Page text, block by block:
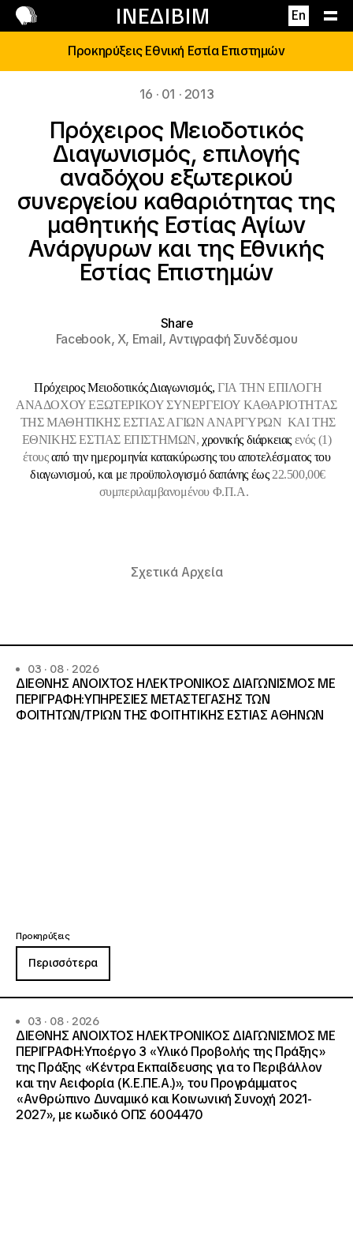
ΙΝΕΔΙΒΙΜ En
Επικοινωνία
Προκηρύξεις Εθνική Εστία Επιστημών
16 · 01 · 2013
Πρόχειρος Μειοδοτικός
Διαγωνισμός, επιλογής
αναδόχου εξωτερικού
συνεργείου καθαριότητας της
μαθητικής Εστίας Αγίων
Ανάργυρων και της Εθνικής
Εστίας Επιστημών
Share
Facebook,X, Email,Αντιγραφή Συνδέσμου
Πρόχειρος Μειοδοτικός Διαγωνισμός,ΓΙΑ ΤΗΝ ΕΠΙΛΟΓΗ
ΑΝΑΔΟΧΟΥ ΕΞΩΤΕΡΙΚΟΥ ΣΥΝΕΡΓΕΙΟΥ ΚΑΘΑΡΙΟΤΗΤΑΣ
ΤΗΣ ΜΑΘΗΤΙΚΗΣ ΕΣΤΙΑΣ ΑΓΙΩΝ ΑΝΑΡΓΥΡΩΝ ΚΑΙ ΤΗΣ
ΕΘΝΙΚΗΣ ΕΣΤΙΑΣ ΕΠΙΣΤΗΜΩΝ, χρονικής διάρκειας ενός (1)
έτουςαπό την ημερομηνία κατακύρωσης του αποτελέσματος του
διαγωνισμού, και με προϋπολογισμό δαπάνης έως 22.500,00€
συμπεριλαμβανομένου Φ.Π.Α.
Σχετικά Αρχεία
03 · 08 · 2026
ΔΙΕΘΝΗΣ ΑΝΟΙΧΤΟΣ ΗΛΕΚΤΡΟΝΙΚΟΣ ΔΙΑΓΩΝΙΣΜΟΣ ΜΕ
ΠΕΡΙΓΡΑΦΗ:ΥΠΗΡΕΣΙΕΣ METAΣΤΕΓΑΣΗΣ ΤΩΝ
ΦΟΙΤΗΤΩΝ/ΤΡΙΩΝ ΤΗΣ ΦΟΙΤΗΤΙΚΗΣ ΕΣΤΙΑΣ ΑΘΗΝΩΝ
Προκηρύξεις
Περισσότερα
03 · 08 · 2026
ΔΙΕΘΝΗΣ ΑΝΟΙΧΤΟΣ ΗΛΕΚΤΡΟΝΙΚΟΣ ΔΙΑΓΩΝΙΣΜΟΣ ΜΕ
ΠΕΡΙΓΡΑΦΗ:Υποέργο 3 «Υλικό Προβολής της Πράξης»
της Πράξης «Κέντρα Εκπαίδευσης για το Περιβάλλον
και την Αειφορία (Κ.Ε.ΠΕ.Α.)», του Προγράμματος
«Ανθρώπινο Δυναμικό και Κοινωνική Συνοχή 2021-
2027», με κωδικό ΟΠΣ 6004470